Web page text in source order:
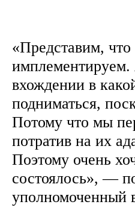
«Представим,
имплементируем.
вхождении в
подниматься,
Потому что мы
потратив на их
Поэтому очень
состоялось», —
уполномоченный